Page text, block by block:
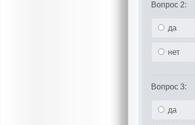
Вопрос 2:
да
нет
Вопрос 3:
да